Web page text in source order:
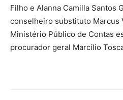
Filho e Alanna Camilla Santos
conselheiro substituto Marcus
Ministério Público de Contas
procurador geral Marcílio